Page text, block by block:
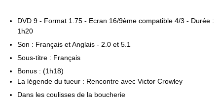
DVD 9 - Format 1.75 - Ecran 16/9ème compatible 4/3 - Durée :
1h20
Son : Français et Anglais - 2.0 et 5.1
Sous-titre : Français
Bonus : (1h18)
La légende du tueur : Rencontre avec Victor Crowley
Dans les coulisses de la boucherie